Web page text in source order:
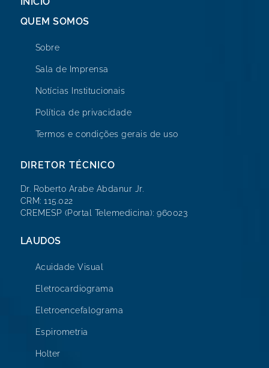
QUEM SOMOS
Sobre
Sala de Imprensa
Notícias Institucionais
Política de privacidade
Termos e condições gerais de uso
DIRETOR TÉCNICO
Dr. Roberto Arabe Abdanur Jr.
CRM: 115.022
CREMESP (Portal Telemedicina): 960023
LAUDOS
Acuidade Visual
Eletrocardiograma
Eletroencefalograma
Espirometria
Holter